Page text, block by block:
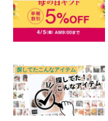
探してたこんなアイテム